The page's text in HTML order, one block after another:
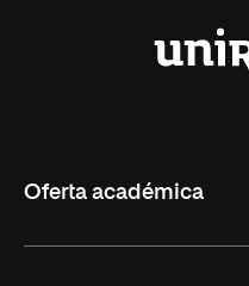
Oferta académica